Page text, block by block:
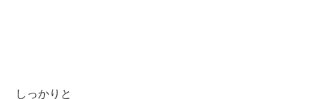
しっかりと